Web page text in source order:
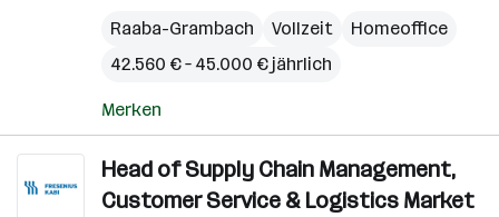
Raaba-Grambach
Vollzeit
Homeoffice
42.560 € – 45.000 € jährlich
Merken
Head of Supply Chain Management,
Customer Service & Logistics Market